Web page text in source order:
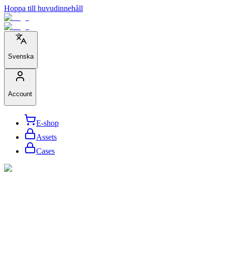
Hoppa till huvudinnehåll
Svenska
Account
E-shop
Assets
Cases